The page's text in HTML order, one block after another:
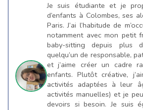
Je suis étudiante et je
d’enfants à Colombes, ses
Paris. J’ai l’habitude de
notamment avec mon petit
baby-sitting depuis plus
quelqu’un de responsable,
et j’aime créer un cadre
enfants. Plutôt créative,
activités adaptées à leur
activités manuelles) et je
devoirs si besoin. Je suis